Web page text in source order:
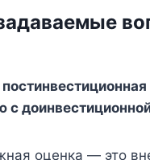
с
оценка — это